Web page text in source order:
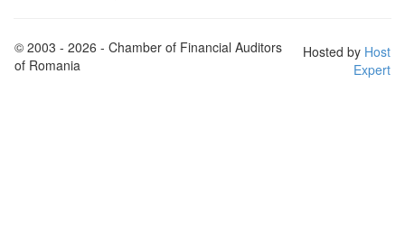
© 2003 - 2026 - Chamber of Financial Auditors
of Romania
Hosted by Host
Expert